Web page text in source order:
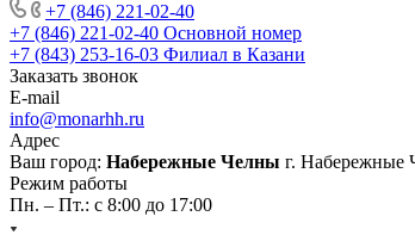
+7 (846) 221-02-40
+7 (846) 221-02-40 Основной номер
+7 (843) 253-16-03 Филиал в Казани
Заказать звонок
E-mail
info@monarhh.ru
Адрес
Ваш город: Набережные Челны г. Набережные
Режим работы
Пн. – Пт.: с 8:00 до 17:00